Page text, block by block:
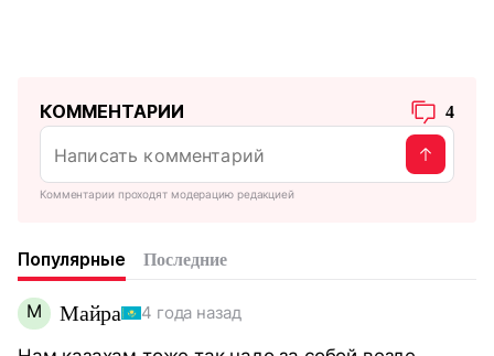
КОММЕНТАРИИ 4
Комментарии проходят модерацию редакцией
Популярные Последние
М Майра 4 года назад